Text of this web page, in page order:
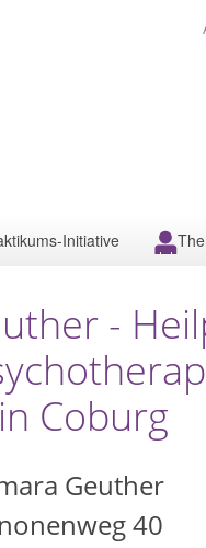
Initiative
-
Coburg
Geuther
40